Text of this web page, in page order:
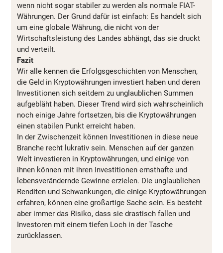
wenn nicht sogar stabiler zu werden als normale FIAT-
Währungen. Der Grund dafür ist einfach: Es handelt sich
um eine globale Währung, die nicht von der
Wirtschaftsleistung des Landes abhängt, das sie druckt
und verteilt.
Fazit
Wir alle kennen die Erfolgsgeschichten von Menschen,
die Geld in Kryptowährungen investiert haben und deren
Investitionen sich seitdem zu unglaublichen Summen
aufgebläht haben. Dieser Trend wird sich wahrscheinlich
noch einige Jahre fortsetzen, bis die Kryptowährungen
einen stabilen Punkt erreicht haben.
In der Zwischenzeit können Investitionen in diese neue
Branche recht lukrativ sein. Menschen auf der ganzen
Welt investieren in Kryptowährungen, und einige von
ihnen können mit ihren Investitionen ernsthafte und
lebensverändernde Gewinne erzielen. Die unglaublichen
Renditen und Schwankungen, die einige Kryptowährungen
erfahren, können eine großartige Sache sein. Es besteht
aber immer das Risiko, dass sie drastisch fallen und
Investoren mit einem tiefen Loch in der Tasche
zurücklassen.